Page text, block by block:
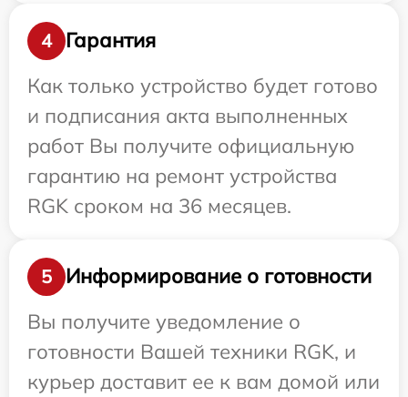
4
Гарантия
Как только устройство будет готово
и подписания акта выполненных
работ Вы получите официальную
гарантию на ремонт устройства
RGK сроком на 36 месяцев.
5
Информирование о готовности
Вы получите уведомление о
готовности Вашей техники RGK, и
курьер доставит ее к вам домой или